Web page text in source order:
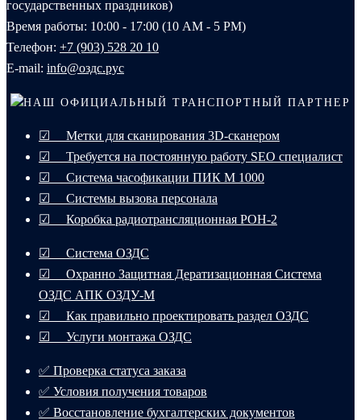
государственных праздников)
Время работы: 10:00 - 17:00 (10 AM - 5 PM)
Телефон: +7 (903) 528 20 10‬
E-mail: info@оздс.рус
НАШ ОФИЦИАЛЬНЫЙ ТРАНСПОРТНЫЙ ПАРТНЕР
☑ Метки для сканирования 3D-сканером
☑ Требуется на постоянную работу SEO специалист
☑ Система часофикации ПИК М 1000
☑ Системы вызова персонала
☑ Коробка радиотрансляционная РОН-2
☑ Система ОЗДС
☑ Охранно Защитная Дератизационная Система
ОЗДС АПК ОЗДУ-М
☑ Как правильно проектировать раздел ОЗДС
☑ Услуги монтажа ОЗДС
✅ Проверка статуса заказа
✅ Условия получения товаров
✅ Восстановление бухгалтерских документов